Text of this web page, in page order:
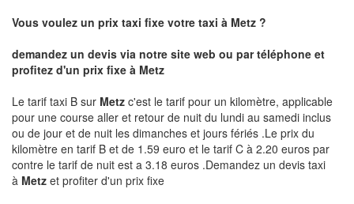
Vous voulez un prix taxi fixe votre taxi à Metz ?
demandez un devis via notre site web ou par téléphone et
profitez d'un prix fixe à Metz
Le tarif taxi B sur Metz c'est le tarif pour un kilomètre, applicable
pour une course aller et retour de nuit du lundi au samedi inclus
ou de jour et de nuit les dimanches et jours fériés .Le prix du
kilomètre en tarif B et de 1.59 euro et le tarif C à 2.20 euros par
contre le tarif de nuit est a 3.18 euros .Demandez un devis taxi
à Metz et profiter d'un prix fixe